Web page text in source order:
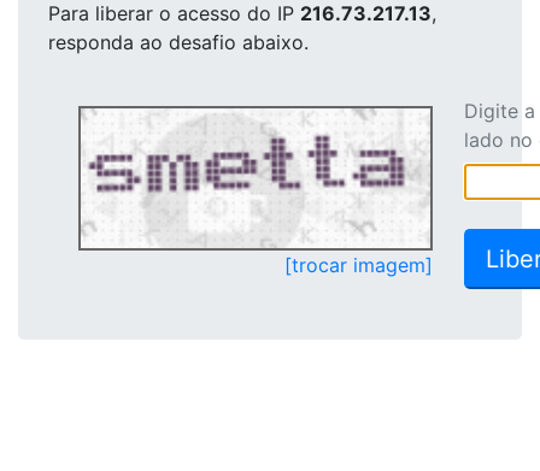
Para liberar o acesso do IP 216.73.217.13,
responda ao desafio abaixo.
[trocar imagem]
Digite
lado no